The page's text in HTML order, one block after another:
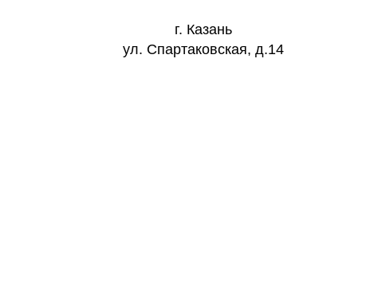
г. Казань
ул. Спартаковская, д.14